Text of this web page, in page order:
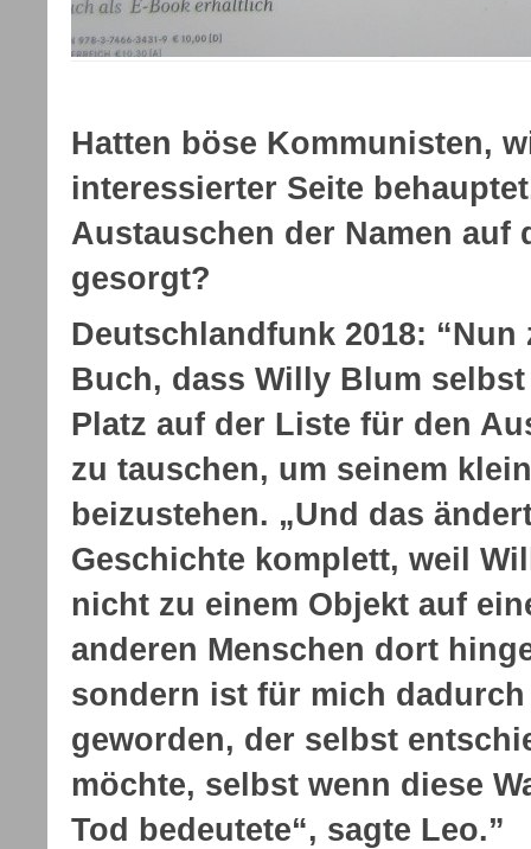
Hatten böse Kommunisten,
interessierter Seite
Austauschen der Namen auf
gesorgt?
Deutschlandfunk 2018:
Buch, dass Willy Blum
Platz auf der Liste für den
zu tauschen, um seinem
beizustehen. „Und das
Geschichte komplett, weil
nicht zu einem Objekt auf
anderen Menschen dort
sondern ist für mich
geworden, der selbst
möchte, selbst wenn diese
Tod bedeutete“, sagte Leo.”